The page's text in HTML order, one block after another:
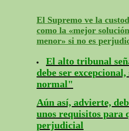
El Supremo ve la
como la «mejor
menor» si no es
El alto tribunal
debe ser
normal"
Aún así, advierte,
unos requisitos para
perjudicial